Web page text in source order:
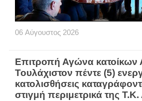
06 Αύγουστος 2026
Eπιτροπή Αγώνα κατοίκων
Τουλάχιστον πέντε (5)
κατολισθήσεις
στιγμή περιμετρικά της